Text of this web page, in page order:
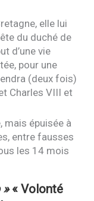
elle lui
du duché de
d’une vie
pour une
(deux fois)
CharlesVIII et
mais épuisée à
entre fausses
les 14 mois
»« Volonté